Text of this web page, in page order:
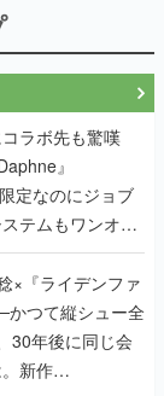
ラボ先も驚嘆
』
定なのにジョブ
テムもワンオフ
ィレクターに聞
×『ライデンファ
かつて縦シュー全
30年後に同じ会
新作